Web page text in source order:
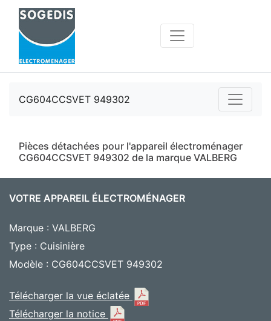
CG604CCSVET 949302
Pièces détachées pour l'appareil électroménager
CG604CCSVET 949302 de la marque VALBERG
VOTRE APPAREIL ÉLECTROMÉNAGER
Marque : VALBERG
Type : Cuisinière
Modèle : CG604CCSVET 949302
Télécharger la vue éclatée
Télécharger la notice